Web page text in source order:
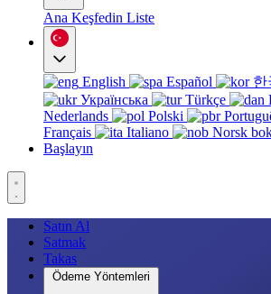
Ana Keşfedin Liste
English Español 한
Українська
Türkçe
Nederlands
Polski
Français
Italiano
Norsk
Başlayın
Satın Al
Satmak
Takas
Ödeme Yöntemleri